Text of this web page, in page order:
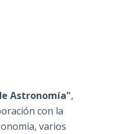
Astronomía",
con la
varios